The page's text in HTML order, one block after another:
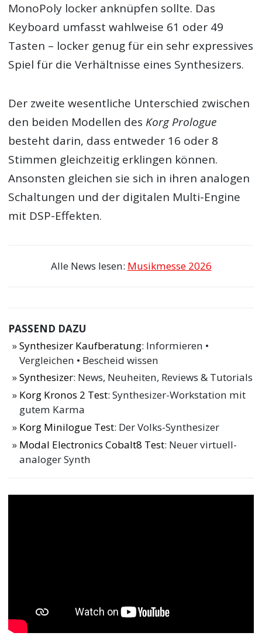
MonoPoly locker anknüpfen sollte. Das
Keyboard umfasst wahlweise 61 oder 49
Tasten – locker genug für ein sehr expressives
Spiel für die Verhältnisse eines Synthesizers.
Der zweite wesentliche Unterschied zwischen
den beiden Modellen des Korg Prologue
besteht darin, dass entweder 16 oder 8
Stimmen gleichzeitig erklingen können.
Ansonsten gleichen sie sich in ihren analogen
Schaltungen und der digitalen Multi-Engine
mit DSP-Effekten.
Alle News lesen: Musikmesse 2026
PASSEND DAZU
Synthesizer Kaufberatung: Informieren •
Vergleichen • Bescheid wissen
Synthesizer: News, Neuheiten, Reviews & Tutorials
Korg Kronos 2 Test: Synthesizer-Workstation mit
gutem Karma
Korg Minilogue Test: Der Volks-Synthesizer
Modal Electronics Cobalt8 Test: Neuer virtuell-
analoger Synth